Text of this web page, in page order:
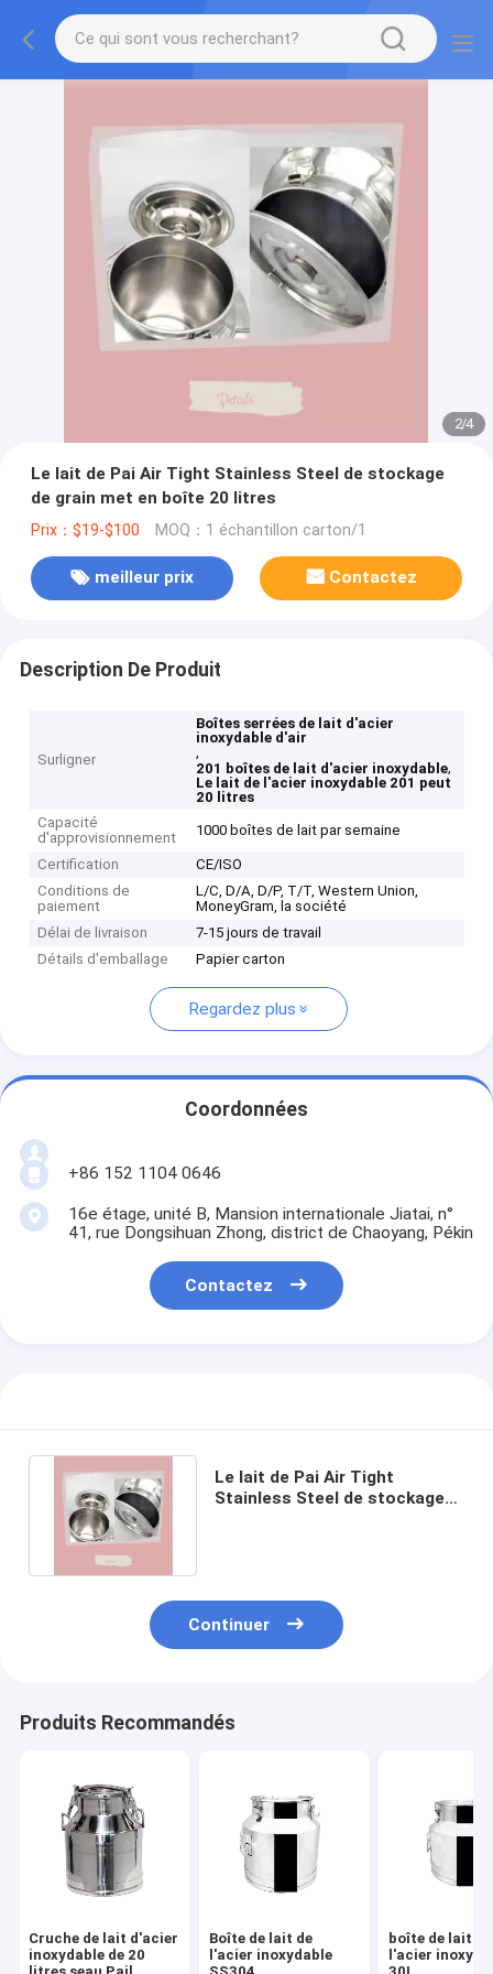
2/4
Le lait de Pai Air Tight Stainless Steel de stockage
de grain met en boîte 20 litres
Prix：$19-$100 MOQ：1 échantillon carton/1
meilleur prix Contactez
Description De Produit
Surligner
Boîtes serrées de lait d'acier
inoxydable d'air
,
201 boîtes de lait d'acier inoxydable,
Le lait de l'acier inoxydable 201 peut
20 litres
Capacité
d'approvisionnement
1000 boîtes de lait par semaine
Certification
CE/ISO
Conditions de
paiement
L/C, D/A, D/P, T/T, Western Union,
MoneyGram, la société
Délai de livraison
7-15 jours de travail
Détails d'emballage
Papier carton
Regardez plus
Coordonnées
+86 152 1104 0646
16e étage, unité B, Mansion internationale Jiatai, n°
41, rue Dongsihuan Zhong, district de Chaoyang, Pékin
Contactez
Le lait de Pai Air Tight
Stainless Steel de stockage
Continuer
Produits Recommandés
Cruche de lait d'acier
inoxydable de 20
Boîte de lait de
l'acier inoxydable
boîte de lait de
l'acier